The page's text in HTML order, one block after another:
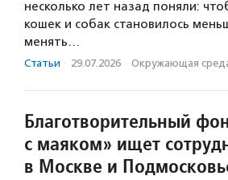
несколько лет назад поняли:
кошек и собак становилось
менять…
Статьи · 29.07.2026 · Окружающая
Благотворительный
с маяком» ищет
в Москве и